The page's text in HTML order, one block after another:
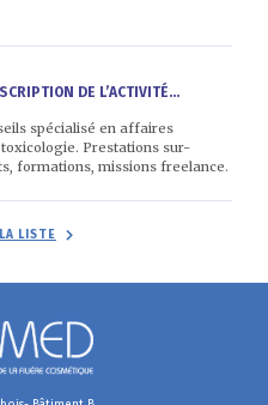
DE L’ACTIVITÉ...
spécialisé en affaires
Prestations sur-
formations, missions freelance.
LISTE